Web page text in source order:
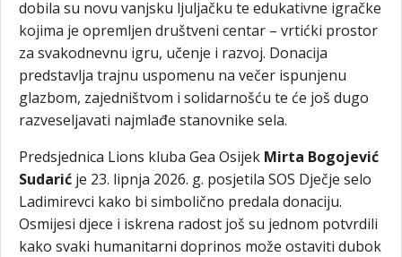
dobila su novu vanjsku ljuljačku te edukativne igračke
kojima je opremljen društveni centar – vrtićki prostor
za svakodnevnu igru, učenje i razvoj. Donacija
predstavlja trajnu uspomenu na večer ispunjenu
glazbom, zajedništvom i solidarnošću te će još dugo
razveseljavati najmlađe stanovnike sela.
Predsjednica Lions kluba Gea Osijek Mirta Bogojević
Sudarić je 23. lipnja 2026. g. posjetila SOS Dječje selo
Ladimirevci kako bi simbolično predala donaciju.
Osmijesi djece i iskrena radost još su jednom potvrdili
kako svaki humanitarni doprinos može ostaviti dubok